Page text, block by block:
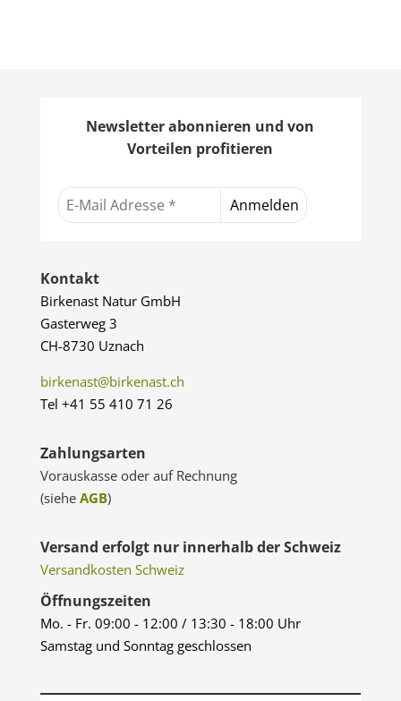
Newsletter abonnieren und von
Vorteilen profitieren
Kontakt
Birkenast Natur GmbH
Gasterweg 3
CH-8730 Uznach
birkenast@birkenast.ch
Tel +41 55 410 71 26
Zahlungsarten
Vorauskasse oder auf Rechnung
(siehe AGB)
Versand erfolgt nur innerhalb der Schweiz
Versandkosten Schweiz
Öffnungszeiten
Mo. - Fr. 09:00 - 12:00 / 13:30 - 18:00 Uhr
Samstag und Sonntag geschlossen